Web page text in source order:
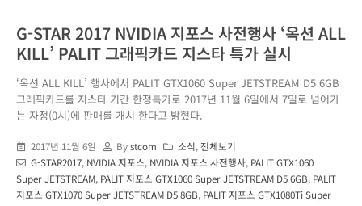
G-STAR 2017 NVIDIA 지포스 사전행사 ‘옥션 ALL
KILL’ PALIT 그래픽카드 지스타 특가 실시
‘옥션 ALL KILL’ 행사에서 PALIT GTX1060 Super JETSTREAM D5 6GB
그래픽카드를 지스타 기간 한정특가로 2017년 11월 6일에서 7일로 넘어가
는 자정(0시)에 판매를 개시 한다고 밝혔다.
2017년 11월 6일 Bystcom 소식, 전체보기
G-STAR2017, NVIDIA 지포스, NVIDIA 지포스 사전행사, PALIT GTX1060
Super JETSTREAM, PALIT 지포스 GTX1060 Super JETSTREAM D5 6GB, PALIT
지포스 GTX1070 Super JETSTREAM D5 8GB, PALIT 지포스 GTX1080Ti Super